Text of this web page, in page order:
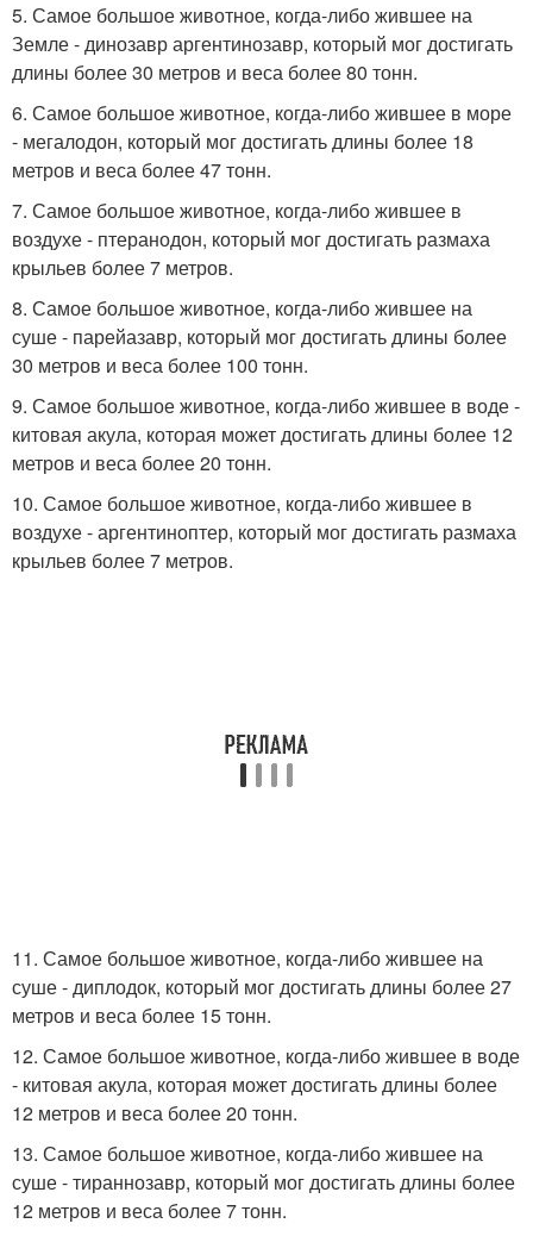
5. Самое большое животное, когда-либо жившее на
Земле - динозавр аргентинозавр, который мог достигать
длины более 30 метров и веса более 80 тонн.
6. Самое большое животное, когда-либо жившее в море
- мегалодон, который мог достигать длины более 18
метров и веса более 47 тонн.
7. Самое большое животное, когда-либо жившее в
воздухе - птеранодон, который мог достигать размаха
крыльев более 7 метров.
8. Самое большое животное, когда-либо жившее на
суше - парейазавр, который мог достигать длины более
30 метров и веса более 100 тонн.
9. Самое большое животное, когда-либо жившее в воде -
китовая акула, которая может достигать длины более 12
метров и веса более 20 тонн.
10. Самое большое животное, когда-либо жившее в
воздухе - аргентиноптер, который мог достигать размаха
крыльев более 7 метров.
11. Самое большое животное, когда-либо жившее на
суше - диплодок, который мог достигать длины более 27
метров и веса более 15 тонн.
12. Самое большое животное, когда-либо жившее в воде
- китовая акула, которая может достигать длины более
12 метров и веса более 20 тонн.
13. Самое большое животное, когда-либо жившее на
суше - тираннозавр, который мог достигать длины более
12 метров и веса более 7 тонн.